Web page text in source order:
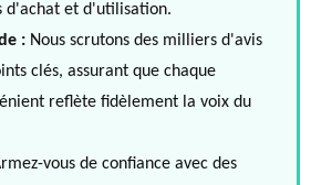
d'achat et d'utilisation.
: Nous scrutons des milliers d'avis
clés, assurant que chaque
reflète fidèlement la voix du
vous de confiance avec des